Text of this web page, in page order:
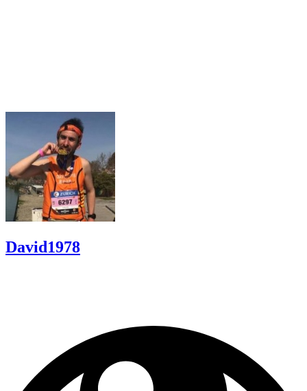
David1978